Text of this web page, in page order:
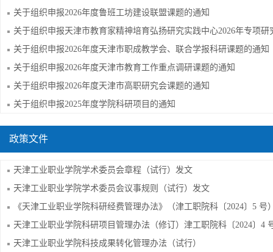
​关于组织申报2026年度鲁班工坊建设联盟课题的通知
关于组织申报2026年度天津市职成教学会、联合学报科研课题的通知
关于组织申报2026年度天津市教育工作重点调研课题的通知
关于组织申报2026年度天津市高职研究会课题的通知
关于组织申报2025年度学院科研项目的通知
政策文件
天津工业职业学院学术委员会章程（试行）发文
天津工业职业学院学术委员会议事规则（试行）发文
《天津工业职业学院科研经费管理办法》（津工职院科〔2024〕5 号
天津工业职业学院科研项目管理办法（修订）津工职院科〔2024〕4
天津工业职业学院科技成果转化管理办法（试行）